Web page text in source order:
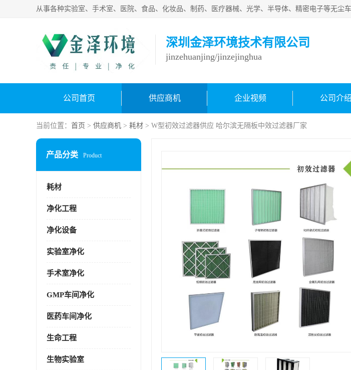
深圳金泽环境技术有限公司
jinzehuanjing/jinzejinghua
公司首页 供应商机 企业视频 公司介绍
当前位置： 首页 > 供应商机 > 耗材 > W型初效过滤器供应 哈尔滨无隔板中效过滤器厂家
产品分类 Product
耗材
净化工程
净化设备
实验室净化
手术室净化
GMP车间净化
医药车间净化
生命工程
生物实验室